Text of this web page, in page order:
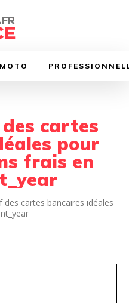
MOTO
cartes
pour
frais en
des cartes bancaires idéales